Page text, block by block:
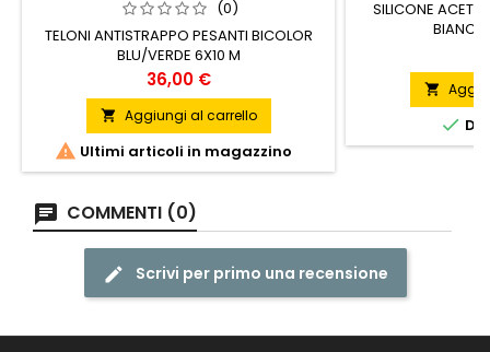
(0)
TELONI ANTISTRAPPO PESANTI BICOLOR
BLU/VERDE 6X10 M
Prezzo
36,00 €
 Aggiungi al carrello
 Ultimi articoli in magazzino
SILICONE


COMMENTI (0)
Scrivi per primo una recensione